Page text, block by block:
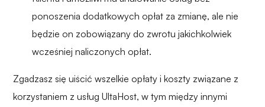
ponoszenia dodatkowych opłat za zmianę, ale nie
będzie on zobowiązany do zwrotu jakichkolwiek
wcześniej naliczonych opłat.
Zgadzasz się uiścić wszelkie opłaty i koszty związane z
korzystaniem z usług UltaHost, w tym między innymi